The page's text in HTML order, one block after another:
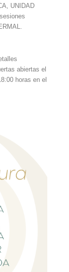
UNIDAD
abiertas el
horas en el